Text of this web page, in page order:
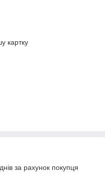
картку
за рахунок покупця